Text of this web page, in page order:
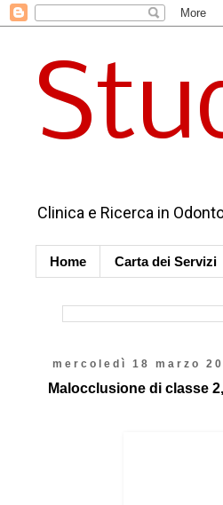
Clinica e Ricerca in
Home Carta dei Servizi
mercoledì 18 marzo
Malocclusione di classe